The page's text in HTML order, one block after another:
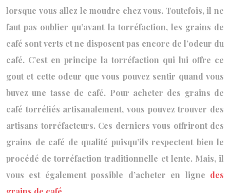
lorsque vous allez le moudre chez vous. Toutefois, il ne
faut pas oublier qu’avant la torréfaction, les grains de
café sont verts et ne disposent pas encore de l’odeur du
café. C’est en principe la torréfaction qui lui offre ce
gout et cette odeur que vous pouvez sentir quand vous
buvez une tasse de café. Pour acheter des grains de
café torréfiés artisanalement, vous pouvez trouver des
artisans torréfacteurs. Ces derniers vous offriront des
grains de café de qualité puisqu’ils respectent bien le
procédé de torréfaction traditionnelle et lente. Mais, il
vous est également possible d’acheter en ligne des